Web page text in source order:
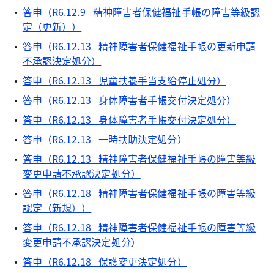
答申（R6.12.9 精神障害者保健福祉手帳の障害等級認
定（更新））
答申（R6.12.13 精神障害者保健福祉手帳の更新申請
不承認決定処分）
答申（R6.12.13 児童扶養手当支給停止処分）
答申（R6.12.13 身体障害者手帳交付決定処分）
答申（R6.12.13 身体障害者手帳交付決定処分）
答申（R6.12.13 一時扶助決定処分）
答申（R6.12.13 精神障害者保健福祉手帳の障害等級
変更申請不承認決定処分）
答申（R6.12.18 精神障害者保健福祉手帳の障害等級
認定（新規））
答申（R6.12.18 精神障害者保健福祉手帳の障害等級
変更申請不承認決定処分）
答申（R6.12.18 保護変更決定処分）